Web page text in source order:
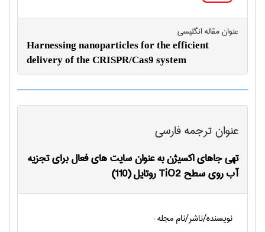
عنوان مقاله انگليسی
Harnessing nanoparticles for the efficient
delivery of the CRISPR/Cas9 system
عنوان ترجمه فارسی
تهی جاهای اکسیژن به عنوان سایت های فعال برای تجزیه
آب روی سطح TiO2 روتایل (110)
نویسنده/ناشر/نام مجله :